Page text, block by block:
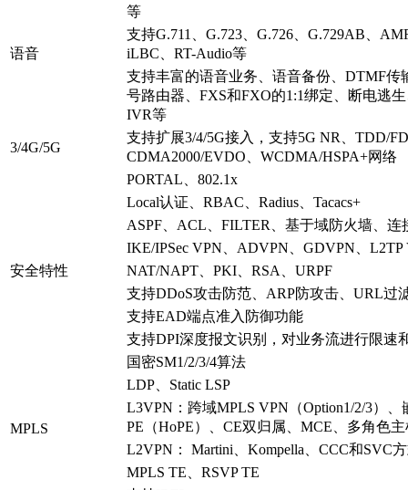
语音
等
支持G.711、G.723、G.726、G.729AB、
iLBC、RT-Audio等
支持丰富的语音业务、语音备份、DTMF传
号路由器、FXS和FXO的1:1绑定、断电逃生
IVR等
3/4G/5G
支持扩展3/4/5G接入，支持5G NR、TDD/
CDMA2000/EVDO、WCDMA/HSPA+网络
安全特性
PORTAL、802.1x
Local认证、RBAC、Radius、Tacacs+
ASPF、ACL、FILTER、基于域防火墙、连
IKE/IPSec VPN、ADVPN、GDVPN、L2TP
NAT/NAPT、PKI、RSA、URPF
支持DDoS攻击防范、ARP防攻击、URL过
支持EAD端点准入防御功能
支持DPI深度报文识别，对业务流进行限速
国密SM1/2/3/4算法
MPLS
LDP、Static LSP
L3VPN：跨域MPLS VPN（Option1/2/3）
PE（HoPE）、CE双归属、MCE、多角色
L2VPN： Martini、Kompella、CCC和SVC
MPLS TE、RSVP TE